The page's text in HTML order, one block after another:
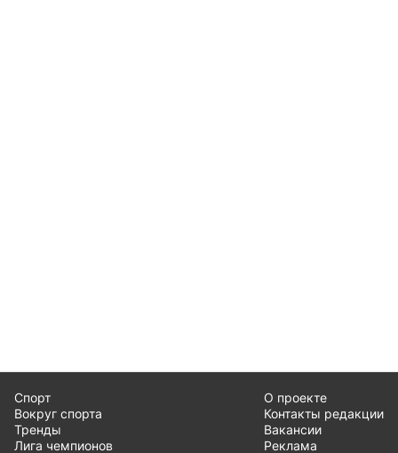
Спорт
Вокруг спорта
Тренды
Лига чемпионов
О проекте
Контакты редакции
Вакансии
Реклама